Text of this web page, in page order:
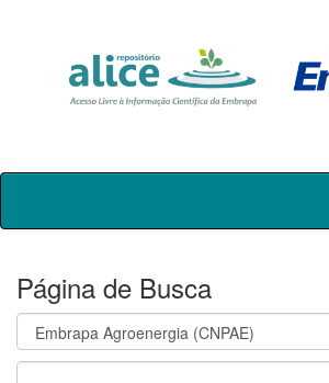
Skip
Página de Busca